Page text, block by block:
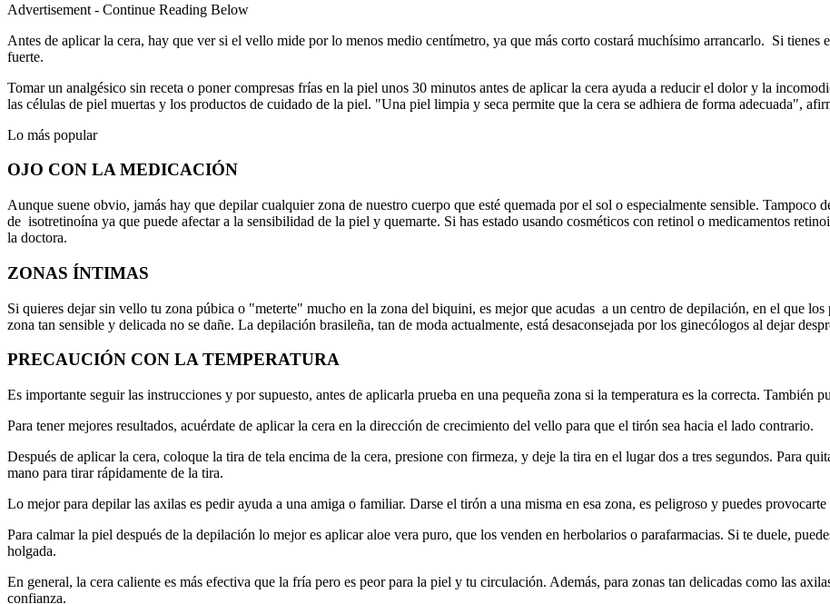
Advertisement - Continue Reading Below
Antes de aplicar la cera, hay que ver si el vello mide por lo menos medio centímetro, ya que más corto costará muchísimo arrancarlo. Si tienes
fuerte.
Tomar un analgésico sin receta o poner compresas frías en la piel unos 30 minutos antes de aplicar la cera ayuda a reducir el dolor y la
las células de piel muertas y los productos de cuidado de la piel. "Una piel limpia y seca permite que la cera se adhiera de forma adecuada",
Lo más popular
OJO CON LA MEDICACIÓN
Aunque suene obvio, jamás hay que depilar cualquier zona de nuestro cuerpo que esté quemada por el sol o especialmente sensible. Tampoco
de isotretinoína ya que puede afectar a la sensibilidad de la piel y quemarte. Si has estado usando cosméticos con retinol o medicamentos
la doctora.
ZONAS ÍNTIMAS
Si quieres dejar sin vello tu zona púbica o "meterte" mucho en la zona del biquini, es mejor que acudas a un centro de depilación, en el que los
zona tan sensible y delicada no se dañe. La depilación brasileña, tan de moda actualmente, está desaconsejada por los ginecólogos al dejar
PRECAUCIÓN CON LA TEMPERATURA
Es importante seguir las instrucciones y por supuesto, antes de aplicarla prueba en una pequeña zona si la temperatura es la correcta. También
Para tener mejores resultados, acuérdate de aplicar la cera en la dirección de crecimiento del vello para que el tirón sea hacia el lado contrario.
Después de aplicar la cera, coloque la tira de tela encima de la cera, presione con firmeza, y deje la tira en el lugar dos a tres segundos. Para
mano para tirar rápidamente de la tira.
Lo mejor para depilar las axilas es pedir ayuda a una amiga o familiar. Darse el tirón a una misma en esa zona, es peligroso y puedes
Para calmar la piel después de la depilación lo mejor es aplicar aloe vera puro, que los venden en herbolarios o parafarmacias. Si te duele,
holgada.
En general, la cera caliente es más efectiva que la fría pero es peor para la piel y tu circulación. Además, para zonas tan delicadas como las
confianza.